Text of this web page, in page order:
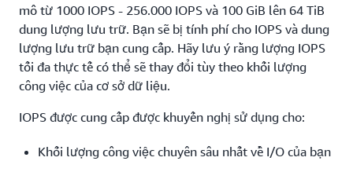
mô từ 1000 IOPS - 256.000 IOPS và 100 GiB lên 64 TiB
dung lượng lưu trữ. Bạn sẽ bị tính phí cho IOPS và dung
lượng lưu trữ bạn cung cấp. Hãy lưu ý rằng lượng IOPS
tối đa thực tế có thể sẽ thay đổi tùy theo khối lượng
công việc của cơ sở dữ liệu.
IOPS được cung cấp được khuyến nghị sử dụng cho:
Khối lượng công việc chuyên sâu nhất về I/O của bạn